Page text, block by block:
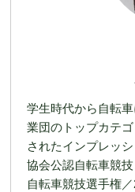
学生時代から自転
業団のトップカテ
されたインプレッ
協会公認自転車競
自転車競技選手権